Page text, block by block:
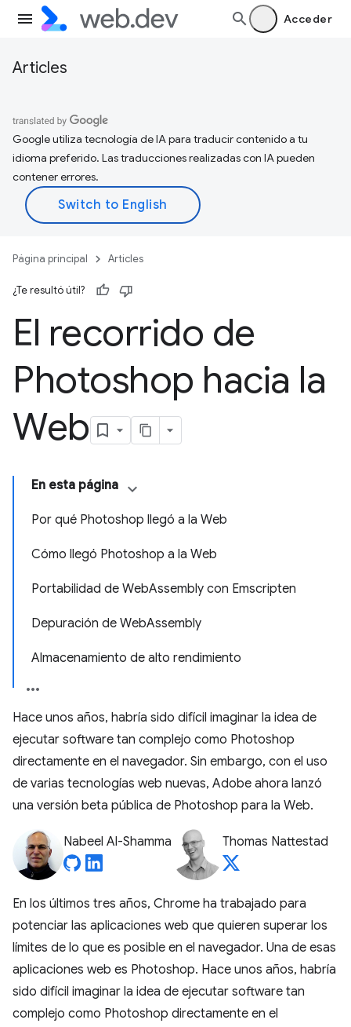
Acceder
Articles
Google utiliza tecnología de IA para traducir contenido a tu
idioma preferido. Las traducciones realizadas con IA pueden
contener errores.
Página principal Articles
¿Te resultó útil?
El recorrido de
Photoshop hacia la
Web
En esta página
Por qué Photoshop llegó a la Web
Cómo llegó Photoshop a la Web
Portabilidad de WebAssembly con Emscripten
Depuración de WebAssembly
Almacenamiento de alto rendimiento
Hace unos años, habría sido difícil imaginar la idea de
ejecutar software tan complejo como Photoshop
directamente en el navegador. Sin embargo, con el uso
de varias tecnologías web nuevas, Adobe ahora lanzó
una versión beta pública de Photoshop para la Web.
Nabeel Al-Shamma Thomas Nattestad
En los últimos tres años, Chrome ha trabajado para
potenciar las aplicaciones web que quieren superar los
límites de lo que es posible en el navegador. Una de esas
aplicaciones web es Photoshop. Hace unos años, habría
sido difícil imaginar la idea de ejecutar software tan
complejo como Photoshop directamente en el